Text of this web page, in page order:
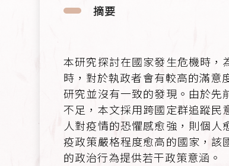
摘要
本研究探討在國家發生危機時
時，對於執政者會有較高的滿意
研究並沒有一致的發現。由於
不足，本文採用跨國定群追蹤
人對疫情的恐懼感愈強，則個
疫政策嚴格程度愈高的國家，
的政治行為提供若干政策意涵。